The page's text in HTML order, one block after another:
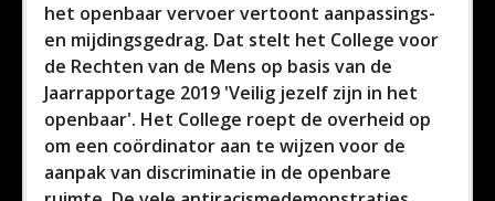
het openbaar vervoer vertoont aanpassings-
en mijdingsgedrag. Dat stelt het College voor
de Rechten van de Mens op basis van de
Jaarrapportage 2019 'Veilig jezelf zijn in het
openbaar'. Het College roept de overheid op
om een coördinator aan te wijzen voor de
aanpak van discriminatie in de openbare